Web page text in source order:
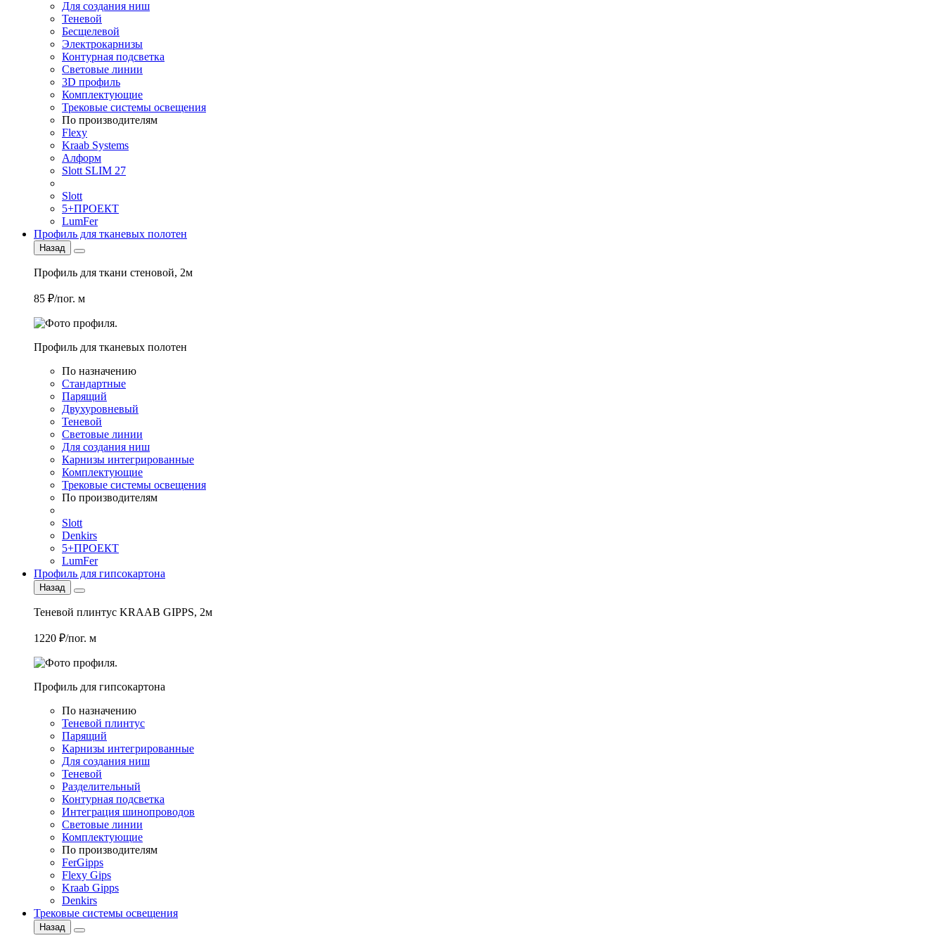
Для создания ниш
Теневой
Бесщелевой
Электрокарнизы
Контурная подсветка
Световые линии
3D профиль
Комплектующие
Трековые системы освещения
По производителям
Flexy
Kraab Systems
Алформ
Slott SLIM 27
Slott
5+ПРОЕКТ
LumFer
Профиль для тканевых полотен
Назад
Профиль для ткани стеновой, 2м
85 ₽/пог. м
Профиль для тканевых полотен
По назначению
Стандартные
Парящий
Двухуровневый
Теневой
Световые линии
Для создания ниш
Карнизы интегрированные
Комплектующие
Трековые системы освещения
По производителям
Slott
Denkirs
5+ПРОЕКТ
LumFer
Профиль для гипсокартона
Назад
Теневой плинтус KRAAB GIPPS, 2м
1220 ₽/пог. м
Профиль для гипсокартона
По назначению
Теневой плинтус
Парящий
Карнизы интегрированные
Для создания ниш
Теневой
Разделительный
Контурная подсветка
Интеграция шинопроводов
Световые линии
Комплектующие
По производителям
FerGipps
Flexy Gips
Kraab Gipps
Denkirs
Трековые системы освещения
Назад